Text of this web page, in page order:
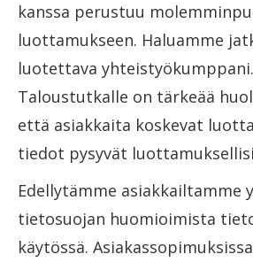
kanssa perustuu
luottamukseen. Haluamme
luotettava
Taloustutkalle on tärkeää
että asiakkaita koskevat
tiedot pysyvät
Edellytämme asiakkailtamme
tietosuojan huomioimista
käytössä.